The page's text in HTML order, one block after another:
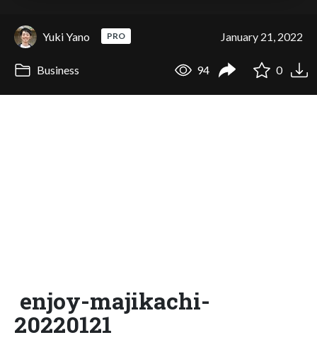
Yuki Yano PRO January 21, 2022
Business 94 0
enjoy-majikachi-
20220121